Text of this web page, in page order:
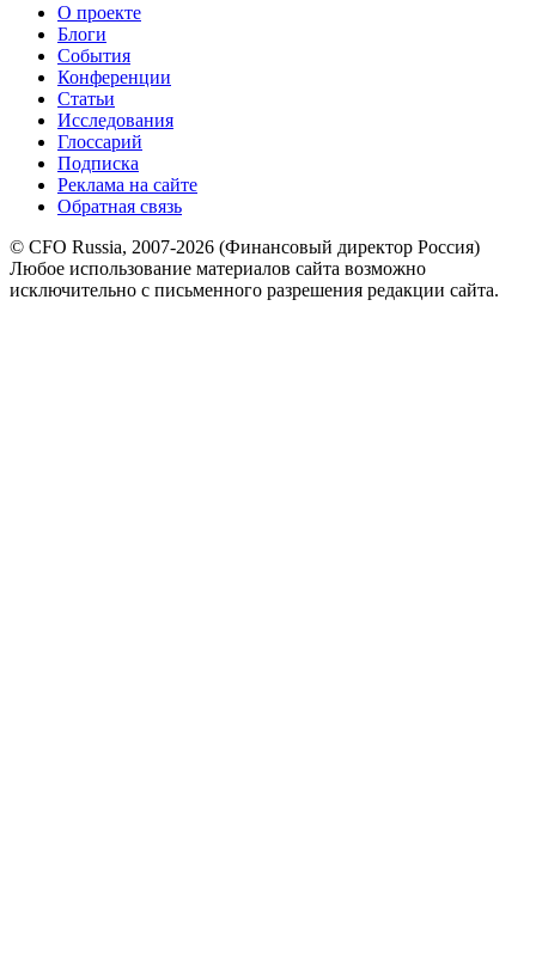
О проекте
Блоги
События
Конференции
Статьи
Исследования
Глоссарий
Подписка
Реклама на сайте
Обратная связь
© CFO Russia, 2007-2026 (Финансовый директор Россия)
Любое использование материалов сайта возможно
исключительно с письменного разрешения редакции сайта.